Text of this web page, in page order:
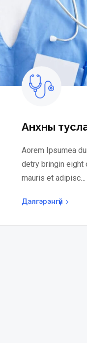
Анхны
Aorem Ipsumea
detry bringin eight
mauris et adipisc…
Дэлгэрэнгүй